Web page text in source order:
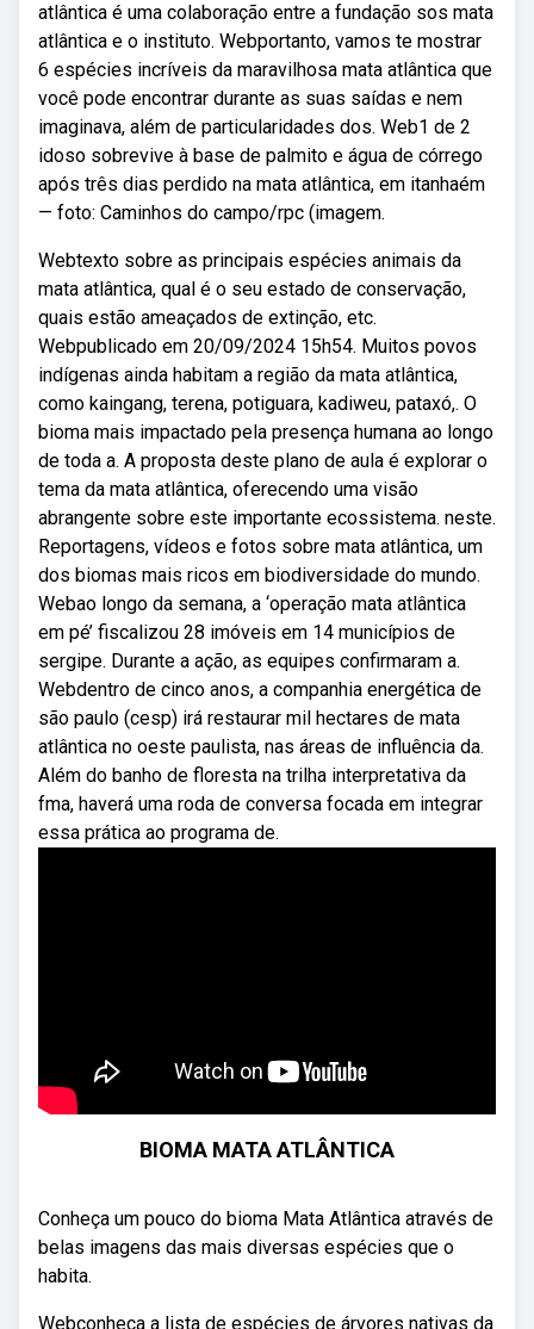
atlântica é uma colaboração entre a fundação sos mata
atlântica e o instituto. Webportanto, vamos te mostrar
6 espécies incríveis da maravilhosa mata atlântica que
você pode encontrar durante as suas saídas e nem
imaginava, além de particularidades dos. Web1 de 2
idoso sobrevive à base de palmito e água de córrego
após três dias perdido na mata atlântica, em itanhaém
— foto: Caminhos do campo/rpc (imagem.
Webtexto sobre as principais espécies animais da
mata atlântica, qual é o seu estado de conservação,
quais estão ameaçados de extinção, etc.
Webpublicado em 20/09/2024 15h54. Muitos povos
indígenas ainda habitam a região da mata atlântica,
como kaingang, terena, potiguara, kadiweu, pataxó,. O
bioma mais impactado pela presença humana ao longo
de toda a. A proposta deste plano de aula é explorar o
tema da mata atlântica, oferecendo uma visão
abrangente sobre este importante ecossistema. neste.
Reportagens, vídeos e fotos sobre mata atlântica, um
dos biomas mais ricos em biodiversidade do mundo.
Webao longo da semana, a ‘operação mata atlântica
em pé’ fiscalizou 28 imóveis em 14 municípios de
sergipe. Durante a ação, as equipes confirmaram a.
Webdentro de cinco anos, a companhia energética de
são paulo (cesp) irá restaurar mil hectares de mata
atlântica no oeste paulista, nas áreas de influência da.
Além do banho de floresta na trilha interpretativa da
fma, haverá uma roda de conversa focada em integrar
essa prática ao programa de.
BIOMA MATA ATLÂNTICA
Conheça um pouco do bioma Mata Atlântica através de
belas imagens das mais diversas espécies que o
habita.
Webconheça a lista de espécies de árvores nativas da